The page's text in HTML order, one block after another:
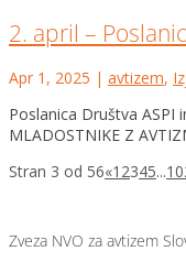
2. april –
Apr 1, 2025 | avtizem,
Poslanica Društva ASPI
MLADOSTNIKE Z
Stran 3 od 56«1 2345...10
Zveza NVO za avtizem